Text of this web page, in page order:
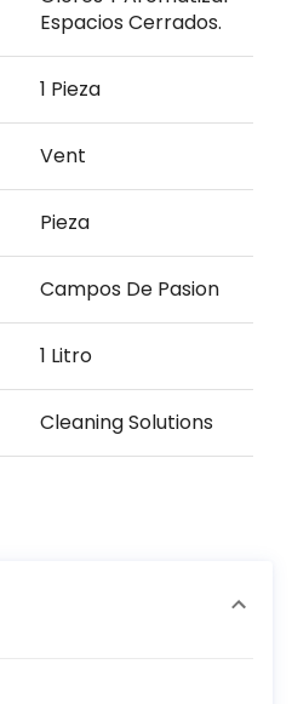
Espacios Cerrados.
1 Pieza
Vent
Pieza
Campos De Pasion
1 Litro
Cleaning Solutions